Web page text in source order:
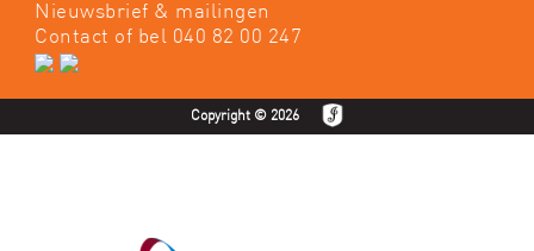
Nieuwsbrief & mailingen
Contact of bel 040 82 00 247
Copyright © 2026